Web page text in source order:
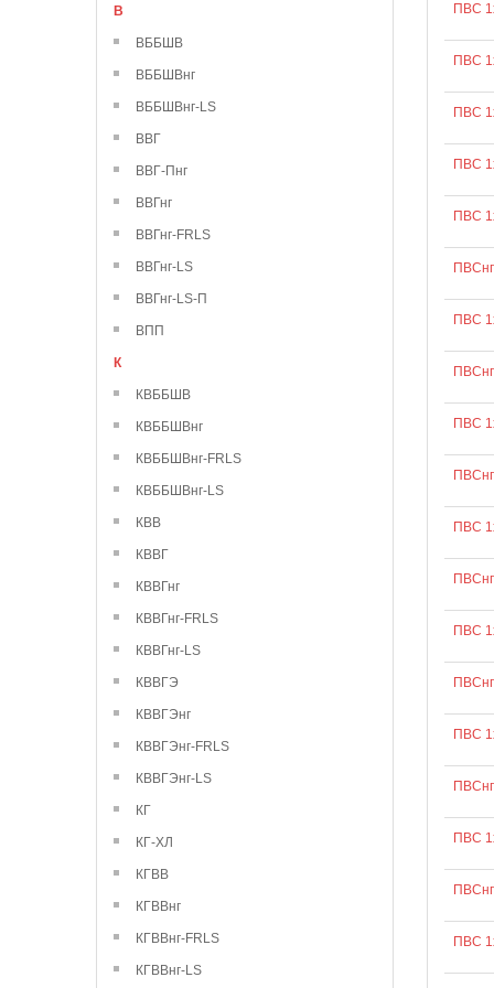
В
ВББШВ
ВББШВнг
ВББШВнг-LS
ВВГ
ВВГ-Пнг
ВВГнг
ВВГнг-FRLS
ВВГнг-LS
ВВГнг-LS-П
ВПП
К
КВББШВ
КВББШВнг
КВББШВнг-FRLS
КВББШВнг-LS
КВВ
КВВГ
КВВГнг
КВВГнг-FRLS
КВВГнг-LS
КВВГЭ
КВВГЭнг
КВВГЭнг-FRLS
КВВГЭнг-LS
КГ
КГ-ХЛ
КГВВ
КГВВнг
КГВВнг-FRLS
КГВВнг-LS
ПВС
ПВС
ПВС
ПВС
ПВС
ПВС
ПВС
ПВС
ПВС
ПВС
ПВС
ПВС